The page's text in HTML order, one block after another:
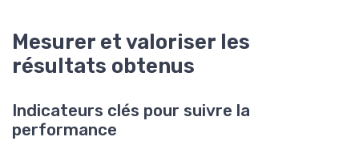
Mesurer et valoriser les
résultats obtenus
Indicateurs clés pour suivre la
performance